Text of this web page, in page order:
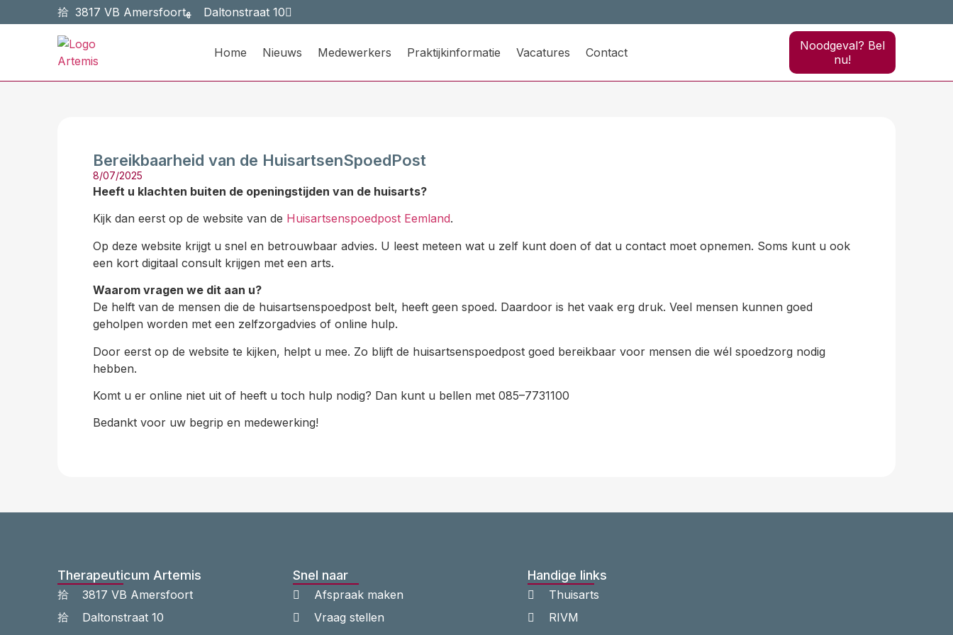
3817 VB Amersfoort Daltonstraat 10
Home Nieuws Medewerkers Praktijkinformatie Vacatures Contact
Noodgeval? Bel
nu!
Bereikbaarheid van de HuisartsenSpoedPost
8/07/2025
Heeft u klachten buiten de openingstijden van de huisarts?
Kijk dan eerst op de website van de Huisartsenspoedpost Eemland.
Op deze website krijgt u snel en betrouwbaar advies. U leest meteen wat u zelf kunt doen of dat u contact moet opnemen. Soms kunt u ook
een kort digitaal consult krijgen met een arts.
Waarom vragen we dit aan u?
De helft van de mensen die de huisartsenspoedpost belt, heeft geen spoed. Daardoor is het vaak erg druk. Veel mensen kunnen goed
geholpen worden met een zelfzorgadvies of online hulp.
Door eerst op de website te kijken, helpt u mee. Zo blijft de huisartsenspoedpost goed bereikbaar voor mensen die wél spoedzorg nodig
hebben.
Komt u er online niet uit of heeft u toch hulp nodig? Dan kunt u bellen met 085–7731100
Bedankt voor uw begrip en medewerking!
Therapeuticum Artemis
3817 VB Amersfoort
Daltonstraat 10
Snel naar
Afspraak maken
Vraag stellen
Handige links
Thuisarts
RIVM